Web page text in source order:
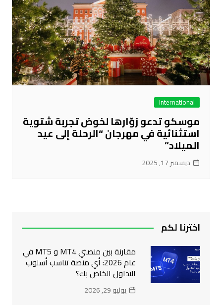
International
موسكو تدعو زوّارها لخوض تجربة شتوية
استثنائية في مهرجان “الرحلة إلى عيد
الميلاد”
ديسمبر 17, 2025
اخترنا لكم
مقارنة بين منصتي MT4 و MT5 في
عام 2026: أي منصة تناسب أسلوب
التداول الخاص بك؟
يوليو 29, 2026